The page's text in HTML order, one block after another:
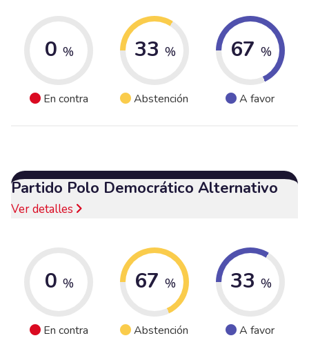
0 %
En contra
33 %
Abstención
67 %
A favor
Partido Polo Democrático Alternativo
Ver detalles
0 %
En contra
67 %
Abstención
33 %
A favor